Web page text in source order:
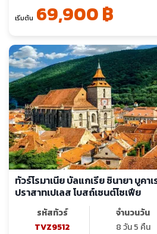
เริ่มต้น 69,900 ฿
ทัวร์โรมาเนีย บัลแกเรีย ซินายา บูคา
ปราสาทเปเลส โบสถ์เซนต์โซเฟีย
รหัสทัวร์
TVZ9512
จำนวนวัน
8 วัน 5 คืน